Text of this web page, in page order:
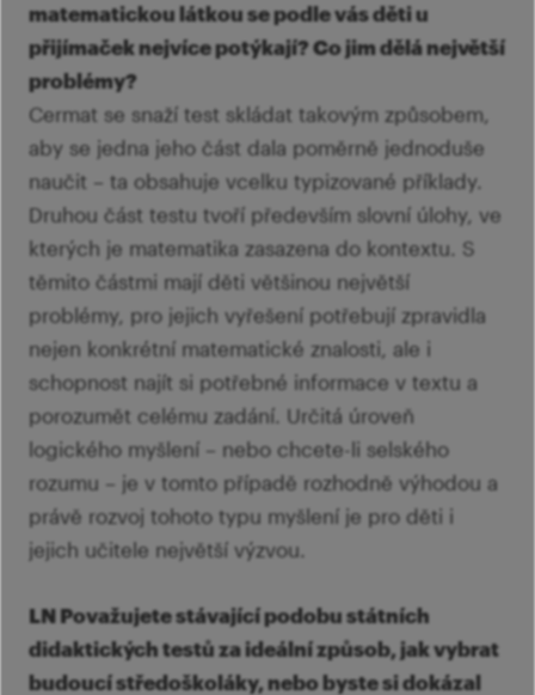
matematickou látkou se podle vás děti u
přijímaček nejvíce potýkají? Co jim dělá největší
problémy?
Cermat se snaží test skládat takovým způsobem,
aby se jedna jeho část dala poměrně jednoduše
naučit – ta obsahuje vcelku typizované příklady.
Druhou část testu tvoří především slovní úlohy, ve
kterých je matematika zasazena do kontextu. S
těmito částmi mají děti většinou největší
problémy, pro jejich vyřešení potřebují zpravidla
nejen konkrétní matematické znalosti, ale i
schopnost najít si potřebné informace v textu a
porozumět celému zadání. Určitá úroveň
logického myšlení – nebo chcete-li selského
rozumu – je v tomto případě rozhodně výhodou a
právě rozvoj tohoto typu myšlení je pro děti i
jejich učitele největší výzvou.
LN Považujete stávající podobu státních
didaktických testů za ideální způsob, jak vybrat
budoucí středoškoláky, nebo byste si dokázal